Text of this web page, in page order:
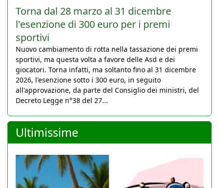
Torna dal 28 marzo al 31 dicembre
l'esenzione di 300 euro per i premi
sportivi
Nuovo cambiamento di rotta nella tassazione dei premi
sportivi, ma questa volta a favore delle Asd e dei
giocatori. Torna infatti, ma soltanto fino al 31 dicembre
2026, l'esenzione sotto i 300 euro, in seguito
all'approvazione, da parte del Consiglio dei ministri, del
Decreto Legge n°38 del 27...
Ultimissime